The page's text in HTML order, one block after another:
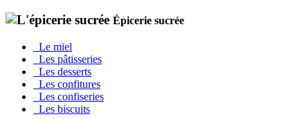
Épicerie sucrée
Le miel
Les pâtisseries
Les desserts
Les confitures
Les confiseries
Les biscuits